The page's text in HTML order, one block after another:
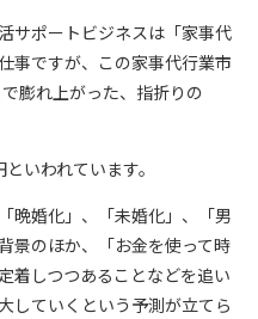
サポートビジネスは「家事代
事ですが、この家事代行業市
膨れ上がった、指折りの
いわれています。
晩婚化」、「未婚化」、「男
景のほか、「お金を使って時
着しつつあることなどを追い
していくという予測が立てら